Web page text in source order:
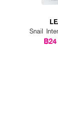
Snail
฿24